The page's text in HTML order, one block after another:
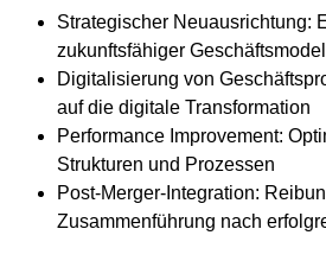
Strategischer Neuausrichtung:
zukunftsfähiger
Digitalisierung von
auf die digitale Transformation
Performance Improvement:
Strukturen und Prozessen
Post-Merger-Integration:
Zusammenführung nach